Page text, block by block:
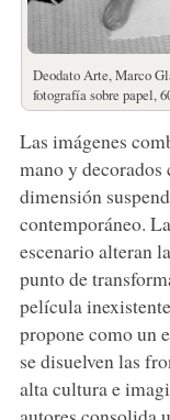
Deodato Arte, Marco
fotografía sobre papel,
Las imágenes
mano y decorados
dimensión
contemporáneo.
escenario alteran
punto de
película
propone como un
se disuelven las
alta cultura e